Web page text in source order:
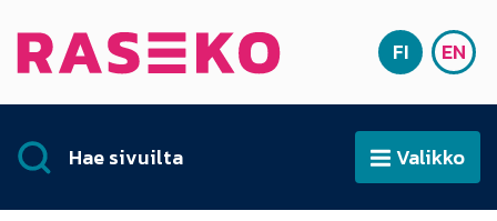
Etusivu SUOMI
FI EN
Hae sivuilta AvaaValikko